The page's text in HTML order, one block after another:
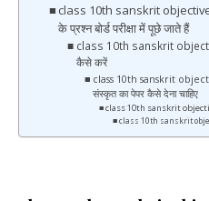
class 10th sanskrit
के प्रश्न बोर्ड परीक्षा में पूछे जाते हैं
class 10th sanskrit
कैसे करें
class 10th sanskrit
संस्कृत का पेपर कैसे देना चाहिए
class 10th sanskrit
class 10th sanskrit